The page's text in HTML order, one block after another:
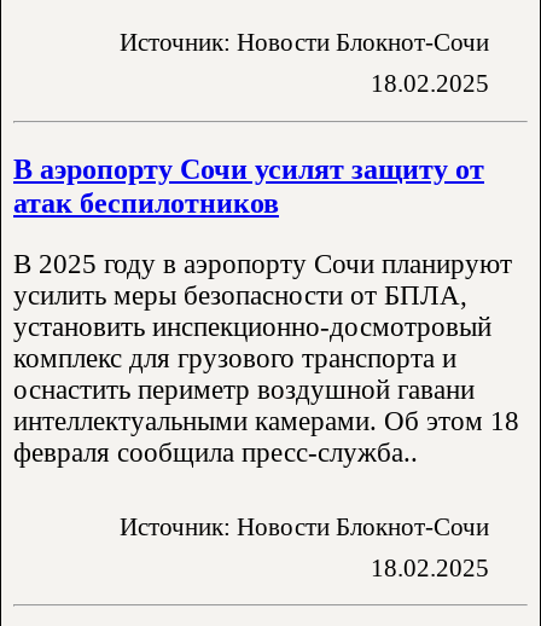
Источник: Новости Блокнот-Сочи
18.02.2025
В аэропорту Сочи усилят защиту от
атак беспилотников
В 2025 году в аэропорту Сочи планируют
усилить меры безопасности от БПЛА,
установить инспекционно-досмотровый
комплекс для грузового транспорта и
оснастить периметр воздушной гавани
интеллектуальными камерами. Об этом 18
февраля сообщила пресс-служба..
Источник: Новости Блокнот-Сочи
18.02.2025